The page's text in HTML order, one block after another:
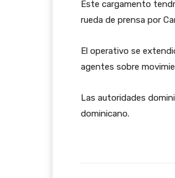
Este cargamento
rueda de prensa por
El operativo se
agentes sobre
Las autoridades
dominicano.